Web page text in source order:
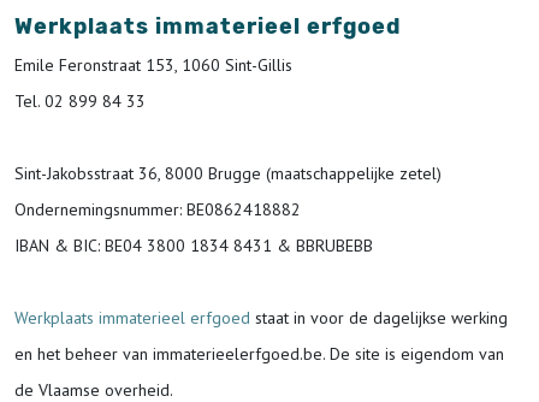
Werkplaats immaterieel erfgoed
Emile Feronstraat 153, 1060 Sint-Gillis
Tel. 02 899 84 33
Sint-Jakobsstraat 36, 8000 Brugge (maatschappelijke zetel)
Ondernemingsnummer: BE0862418882
IBAN & BIC: BE04 3800 1834 8431 & BBRUBEBB
Werkplaats immaterieel erfgoed staat in voor de dagelijkse werking
en het beheer van immaterieelerfgoed.be. De site is eigendom van
de Vlaamse overheid.